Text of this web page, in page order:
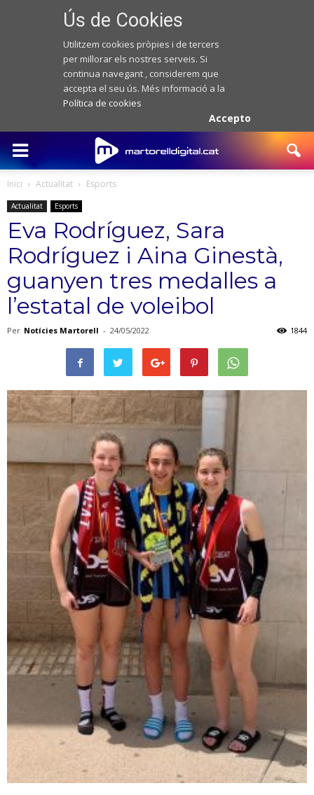
Ús de Cookies
Utilitzem cookies pròpies i de tercers
per millorar els nostres serveis. Si
continua navegant , considerem que
accepta el seu ús. Més informació a la
Política de cookies
Accepto
Inici Actualitat Esports
Actualitat Esports
Eva Rodríguez, Sara
Rodríguez i Aina Ginestà,
guanyen tres medalles a
l’estatal de voleibol
Per Notícies Martorell - 24/05/2022 1844